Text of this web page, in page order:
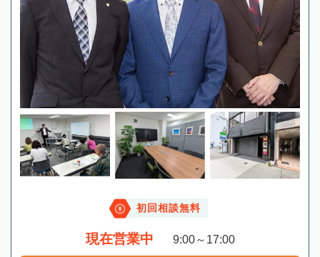
初回相談無料
現在営業中 9:00～17:00